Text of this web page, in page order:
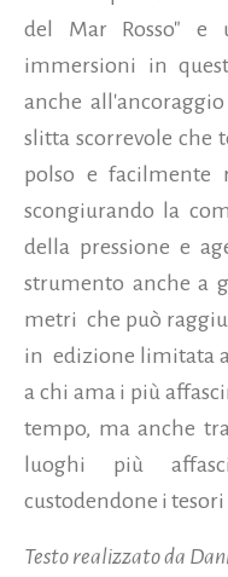
del Mar Rosso" e
immersioni in
anche
slitta scorrevole che
polso e facilmente
scongiurando la
della pressione e
strumento anche a
metri che può
in edizione limitata
a chi ama i più
tempo, ma anche
luoghi più
custodendone i
Testo realizzato da